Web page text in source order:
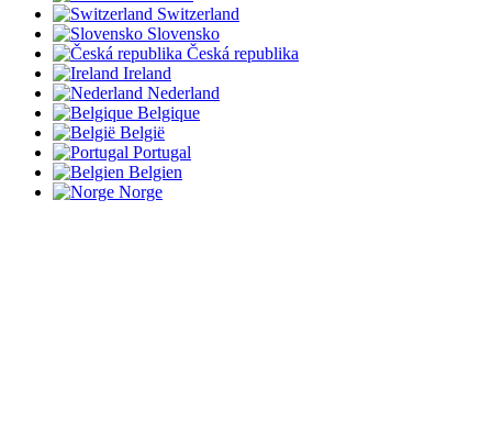
Switzerland
Slovensko
Česká republika
Ireland
Nederland
Belgique
België
Portugal
Belgien
Norge